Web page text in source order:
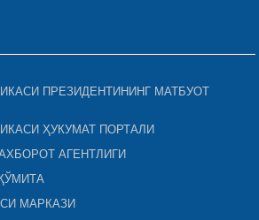
ПРЕЗИДЕНТИНИНГ МАТБУОТ
ҲУКУМАТ ПОРТАЛИ
АГЕНТЛИГИ
МАРКАЗИ